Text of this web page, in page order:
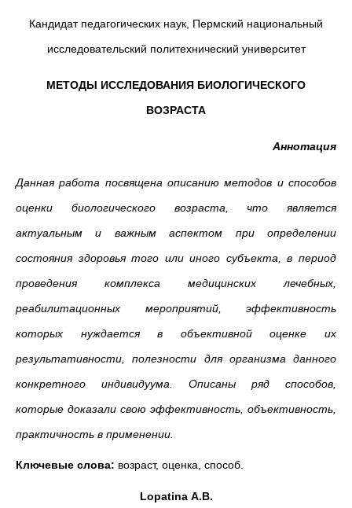
Кандидат педагогических наук, Пермский национальный
исследовательский политехнический университет
МЕТОДЫ ИССЛЕДОВАНИЯ БИОЛОГИЧЕСКОГО
ВОЗРАСТА
Аннотация
Данная работа посвящена описанию методов и способов
оценки биологического возраста, что является
актуальным и важным аспектом при определении
состояния здоровья того или иного субъекта, в период
проведения комплекса медицинских лечебных,
реабилитационных мероприятий, эффективность
которых нуждается в объективной оценке их
результативности, полезности для организма данного
конкретного индивидуума. Описаны ряд способов,
которые доказали свою эффективность, объективность,
практичность в применении.
Ключевые слова: возраст, оценка, способ.
Lopatina A.B.